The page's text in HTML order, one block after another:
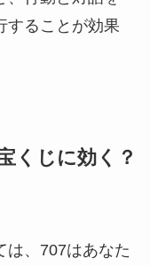
することが効果
くじに効く？
は、707はあなた